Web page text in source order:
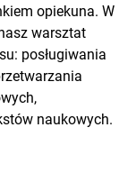
opiekuna. W
warsztat
posługiwania
naukowych.